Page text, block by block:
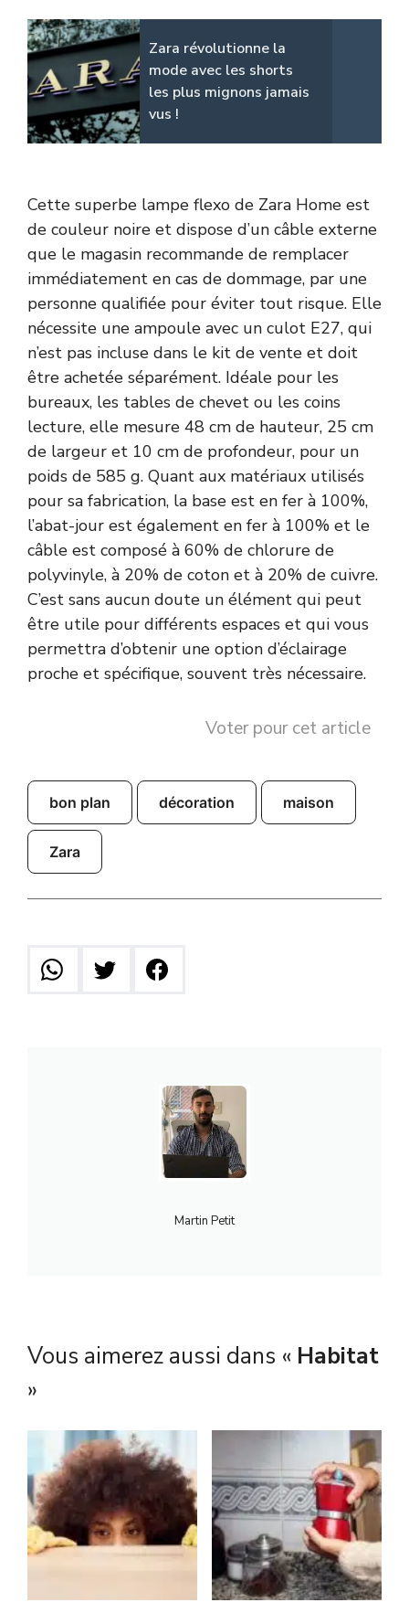
Zara révolutionne la
mode avec les shorts
les plus mignons jamais
vus !
Cette superbe lampe flexo de Zara Home est
de couleur noire et dispose d’un câble externe
que le magasin recommande de remplacer
immédiatement en cas de dommage, par une
personne qualifiée pour éviter tout risque. Elle
nécessite une ampoule avec un culot E27, qui
n’est pas incluse dans le kit de vente et doit
être achetée séparément. Idéale pour les
bureaux, les tables de chevet ou les coins
lecture, elle mesure 48 cm de hauteur, 25 cm
de largeur et 10 cm de profondeur, pour un
poids de 585 g. Quant aux matériaux utilisés
pour sa fabrication, la base est en fer à 100%,
l’abat-jour est également en fer à 100% et le
câble est composé à 60% de chlorure de
polyvinyle, à 20% de coton et à 20% de cuivre.
C’est sans aucun doute un élément qui peut
être utile pour différents espaces et qui vous
permettra d’obtenir une option d’éclairage
proche et spécifique, souvent très nécessaire.
Voter pour cet article
bon plan décoration maison
Zara
Martin Petit
Vous aimerez aussi dans « Habitat
»